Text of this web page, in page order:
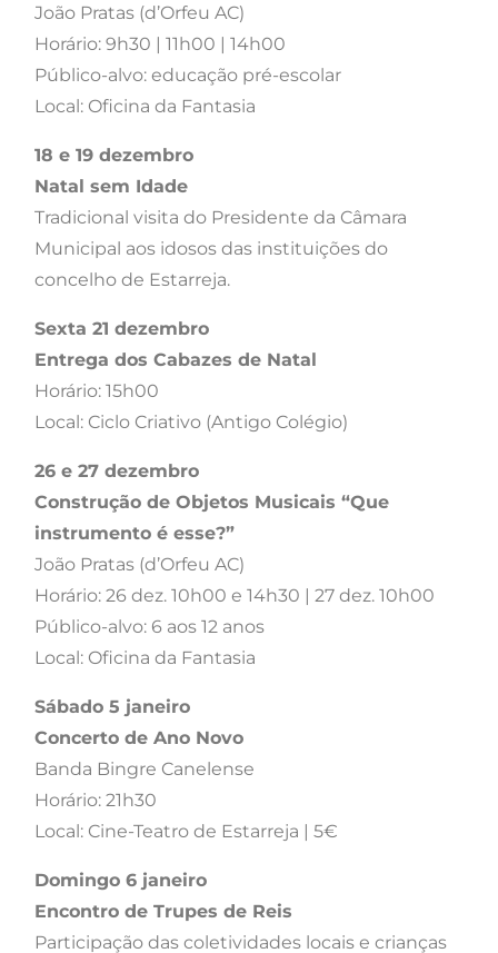
João Pratas (d’Orfeu AC)
Horário: 9h30 | 11h00 | 14h00
Público-alvo: educação pré-escolar
Local: Oficina da Fantasia
18 e 19 dezembro
Natal sem Idade
Tradicional visita do Presidente da Câmara
Municipal aos idosos das instituições do
concelho de Estarreja.
Sexta 21 dezembro
Entrega dos Cabazes de Natal
Horário: 15h00
Local: Ciclo Criativo (Antigo Colégio)
26 e 27 dezembro
Construção de Objetos Musicais “Que
instrumento é esse?”
João Pratas (d’Orfeu AC)
Horário: 26 dez. 10h00 e 14h30 | 27 dez. 10h00
Público-alvo: 6 aos 12 anos
Local: Oficina da Fantasia
Sábado 5 janeiro
Concerto de Ano Novo
Banda Bingre Canelense
Horário: 21h30
Local: Cine-Teatro de Estarreja | 5€
Domingo 6 janeiro
Encontro de Trupes de Reis
Participação das coletividades locais e crianças